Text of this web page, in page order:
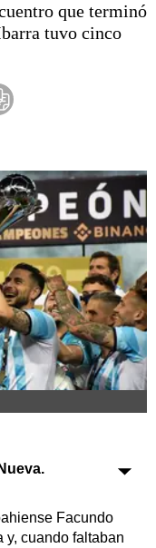
que terminó
tuvo cinco
Facundo
y, cuando faltaban